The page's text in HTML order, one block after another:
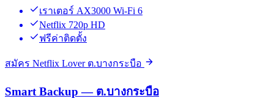
เราเตอร์ AX3000 Wi-Fi 6
Netflix 720p HD
ฟรีค่าติดตั้ง
สมัคร Netflix Lover ต.บางกระบือ
Smart Backup — ต.บางกระบือ